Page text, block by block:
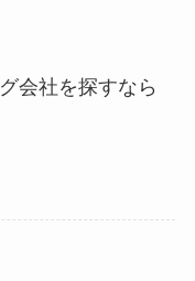
会社を探すなら